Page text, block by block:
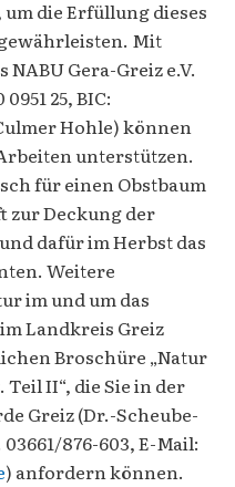
die Erfüllung dieses
Mit
Gera-Greiz e.V.
25, BIC:
Hohle) können
unterstützen.
für einen Obstbaum
zur Deckung der
dafür im Herbst das
Weitere
im und um das
Landkreis Greiz
Broschüre „Natur
II“, die Sie in der
Greiz (Dr.-Scheube-
876-603, E-Mail:
) anfordern können.